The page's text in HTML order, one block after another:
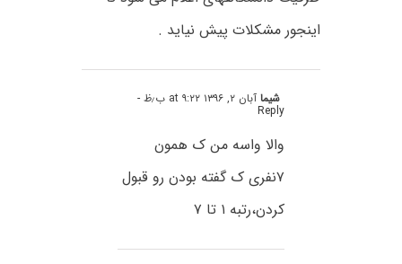
اینجور مشکلات پیش نیاید .
شیماآبان ۲, ۱۳۹۶ at ۹:۲۲ ب٫ظ -
Reply
والا واسه من ک همون
۷نفری ک گفته بودن رو قبول
کردن،رتبه ۱ تا ۷